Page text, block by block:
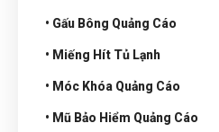
• Gấu Bông Quảng Cáo
• Miếng Hít Tủ Lạnh
• Móc Khóa Quảng Cáo
• Mũ Bảo Hiểm Quảng Cáo